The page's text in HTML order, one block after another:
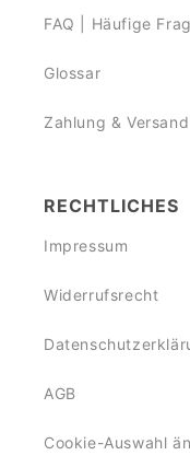
FAQ | Häufige
Glossar
Zahlung & Versand
RECHTLICHES
Impressum
Widerrufsrecht
AGB
Cookie-Auswahl